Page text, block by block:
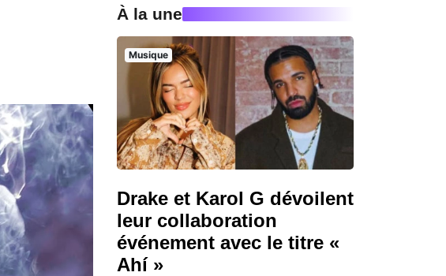
À la une
Musique
Drake et Karol G dévoilent
leur collaboration
événement avec le titre «
Ahí »